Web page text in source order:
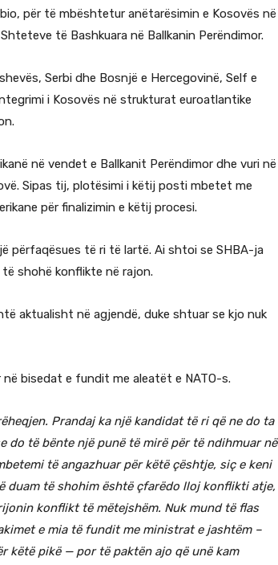
për të mbështetur anëtarësimin e Kosovës në
të Bashkuara në Ballkanin Perëndimor.
Serbi dhe Bosnjë e Hercegovinë, Self e
i Kosovës në strukturat euroatlantike
në vendet e Ballkanit Perëndimor dhe vuri në
Sipas tij, plotësimi i këtij posti mbetet me
për finalizimin e këtij procesi.
përfaqësues të ri të lartë. Ai shtoi se SHBA-ja
shohë konflikte në rajon.
aktualisht në agjendë, duke shtuar se kjo nuk
bisedat e fundit me aleatët e NATO-s.
Prandaj ka një kandidat të ri që ne do ta
do të bënte një punë të mirë për të ndihmuar në
të angazhuar për këtë çështje, siç e keni
duam të shohim është çfarëdo lloj konflikti atje,
konflikt të mëtejshëm. Nuk mund të flas
e mia të fundit me ministrat e jashtëm –
këtë pikë — por të paktën ajo që unë kam